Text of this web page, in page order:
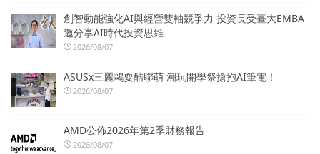
創智動能強化AI與經營雙軸競爭力 投資長受臺大EMBA
邀分享AI時代投資思維
2026/08/07
ASUSx三麗鷗耍酷聯萌 潮玩開學祭搶抱AI筆電！
2026/08/07
AMD公佈2026年第2季財務報告
2026/08/07